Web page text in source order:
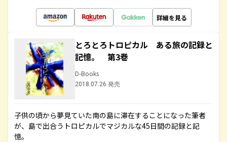
詳細を見る
とろとろトロピカル ある旅の記録と
記憶。 第3巻
D-Books
2018.07.26 発売
子供の頃から夢見ていた南の島に滞在することになった筆者
が、島で出合うトロピカルでマジカルな45日間の記録と記
憶。